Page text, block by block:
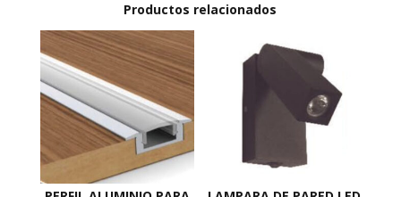
Productos relacionados